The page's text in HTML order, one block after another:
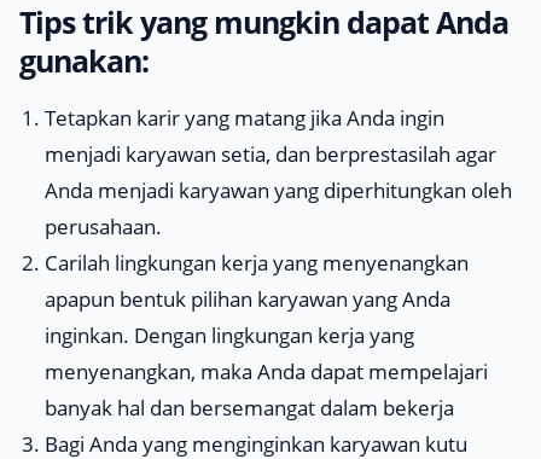
Tips trik yang mungkin dapat Anda
gunakan:
Tetapkan karir yang matang jika Anda ingin
menjadi karyawan setia, dan berprestasilah agar
Anda menjadi karyawan yang diperhitungkan oleh
perusahaan.
Carilah lingkungan kerja yang menyenangkan
apapun bentuk pilihan karyawan yang Anda
inginkan. Dengan lingkungan kerja yang
menyenangkan, maka Anda dapat mempelajari
banyak hal dan bersemangat dalam bekerja
Bagi Anda yang menginginkan karyawan kutu